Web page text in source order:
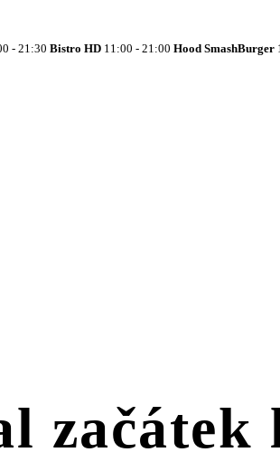
- 21:30 Bistro HD 11:00 - 21:00 Hood SmashBurger
začátek